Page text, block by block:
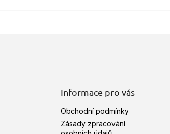
Informace pro vás
Obchodní podmínky
Zásady zpracování